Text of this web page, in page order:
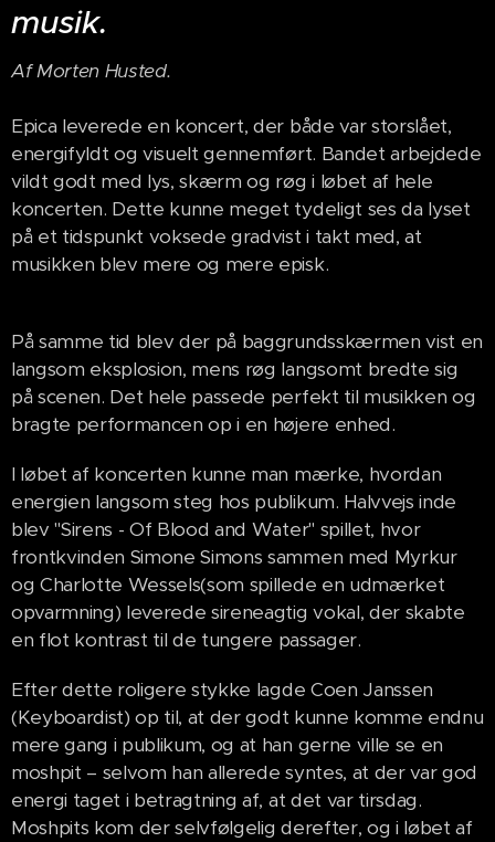
musik.
Af Morten Husted.
Epica leverede en koncert, der både var storslået,
energifyldt og visuelt gennemført. Bandet arbejdede
vildt godt med lys, skærm og røg i løbet af hele
koncerten. Dette kunne meget tydeligt ses da lyset
på et tidspunkt voksede gradvist i takt med, at
musikken blev mere og mere episk.
På samme tid blev der på baggrundsskærmen vist en
langsom eksplosion, mens røg langsomt bredte sig
på scenen. Det hele passede perfekt til musikken og
bragte performancen op i en højere enhed.
I løbet af koncerten kunne man mærke, hvordan
energien langsom steg hos publikum. Halvvejs inde
blev "Sirens - Of Blood and Water" spillet, hvor
frontkvinden Simone Simons sammen med Myrkur
og Charlotte Wessels(som spillede en udmærket
opvarmning) leverede sireneagtig vokal, der skabte
en flot kontrast til de tungere passager.
Efter dette roligere stykke lagde Coen Janssen
(Keyboardist) op til, at der godt kunne komme endnu
mere gang i publikum, og at han gerne ville se en
moshpit – selvom han allerede syntes, at der var god
energi taget i betragtning af, at det var tirsdag.
Moshpits kom der selvfølgelig derefter, og i løbet af